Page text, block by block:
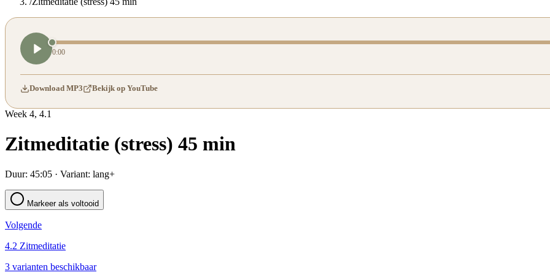
0:00
Download MP3 Bekijk op YouTube
Week 4, 4.1
Zitmeditatie (stress) 45 min
Duur: 45:05 · Variant: lang+
Markeer als voltooid
Volgende
4.2 Zitmeditatie
3 varianten beschikbaar